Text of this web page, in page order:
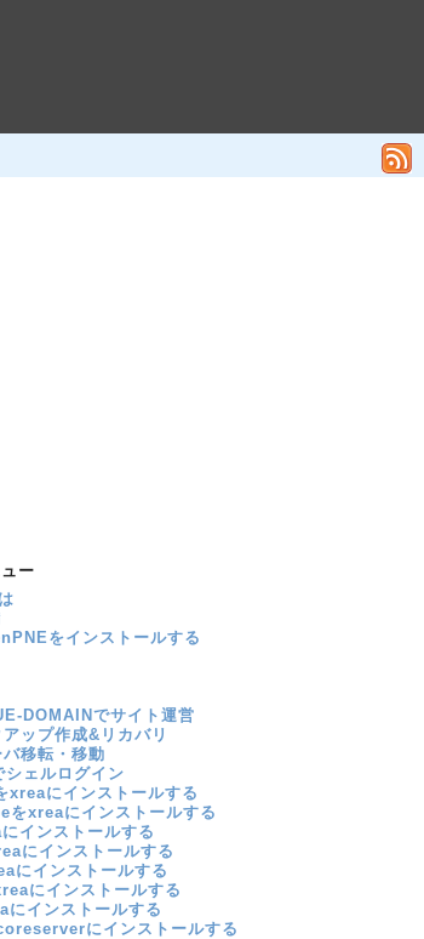
ー
をインストールする
DOMAINでサイト運営
ップ作成&リカバリ
移転・移動
ェルログイン
にインストールする
をxreaにインストールする
インストールする
にインストールする
にインストールする
にインストールする
インストールする
にインストールする